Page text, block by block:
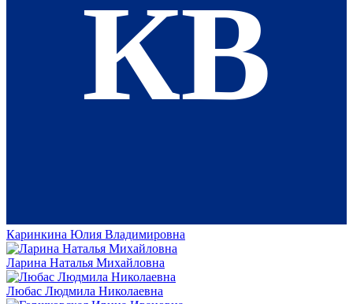
КВ
Каринкина Юлия Владимировна
Ларина Наталья Михайловна
Любас Людмила Николаевна